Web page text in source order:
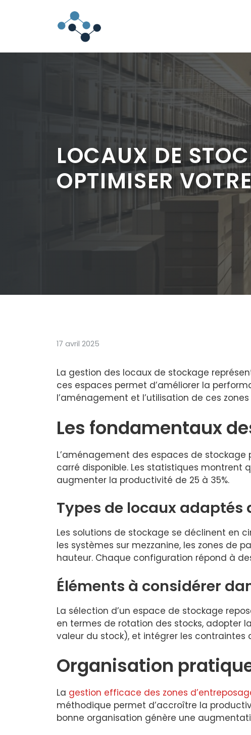
LOCAUX DE
OPTIMISER
17 avril 2025
La gestion des locaux de stockage
ces espaces permet d’améliorer la
l’aménagement et l’utilisation de ces
Les fondamentaux
L’aménagement des espaces de
carré disponible. Les statistiques montrent
augmenter la productivité de 25 à 35%.
Types de locaux
Les solutions de stockage se déclinent en
les systèmes sur mezzanine, les zones de
hauteur. Chaque configuration répond à
Éléments à considérer
La sélection d’un espace de stockage
en termes de rotation des stocks, adopter
valeur du stock), et intégrer les contraintes
Organisation
La gestion efficace des zones
méthodique permet d’accroître la
bonne organisation génère une